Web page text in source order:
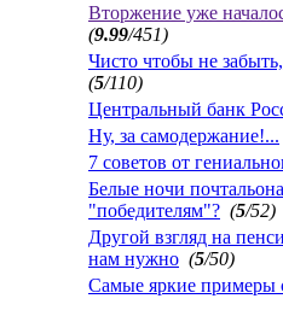
Вторжение уже
(9.99/451)
Чисто чтобы не
(5/110)
Центральный банк
Ну, за самодержание!...
7 советов от
Белые ночи
"победителям"? (5/52)
Другой взгляд на
нам нужно (5/50)
Самые яркие примеры